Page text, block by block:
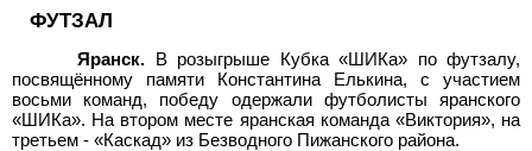
ФУТЗАЛ
Яранск.
В розыгрыше Кубка «ШИКа» по футзалу,
посвящённому памяти Константина Елькина, с участием
восьми команд, победу одержали футболисты яранского
«ШИКа». На втором месте яранская команда «Виктория», на
третьем - «Каскад» из Безводного Пижанского района.